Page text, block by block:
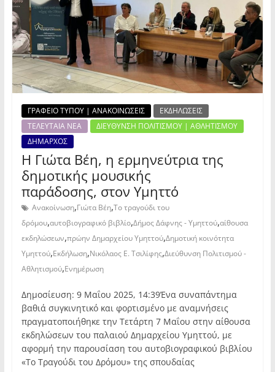
ΓΡΑΦΕΙΟ ΤΥΠΟΥ | ΑΝΑΚΟΙΝΩΣΕΙΣ
ΕΚΔΗΛΩΣΕΙΣ
ΤΕΛΕΥΤΑΙΑ ΝΕΑ
ΔΙΕΥΘΥΝΣΗ ΠΟΛΙΤΙΣΜΟΥ | ΑΘΛΗΤΙΣΜΟΥ
ΔΗΜΑΡΧΟΣ
Η Γιώτα Βέη, η ερμηνεύτρια της
δημοτικής μουσικής
παράδοσης, στον Υμηττό
Ανακοίνωση,Γιώτα Βέη,Το τραγούδι του
δρόμου,αυτοβιογραφικό βιβλίο,Δήμος Δάφνης - Υμηττού,αίθουσα
εκδηλώσεων,πρώην Δημαρχείου Υμηττού,Δημοτική κοινότητα
Υμηττού,Εκδήλωση,Νικόλαος Ε. Τσιλίφης,Διεύθυνση Πολιτισμού -
Αθλητισμού,Ενημέρωση
Δημοσίευση: 9 Μαΐου 2025, 14:39Ένα συναπάντημα
βαθιά συγκινητικό και φορτισμένο με αναμνήσεις
πραγματοποιήθηκε την Τετάρτη 7 Μαΐου στην αίθουσα
εκδηλώσεων του παλαιού Δημαρχείου Υμηττού, με
αφορμή την παρουσίαση του αυτοβιογραφικού βιβλίου
«Το Τραγούδι του Δρόμου» της σπουδαίας